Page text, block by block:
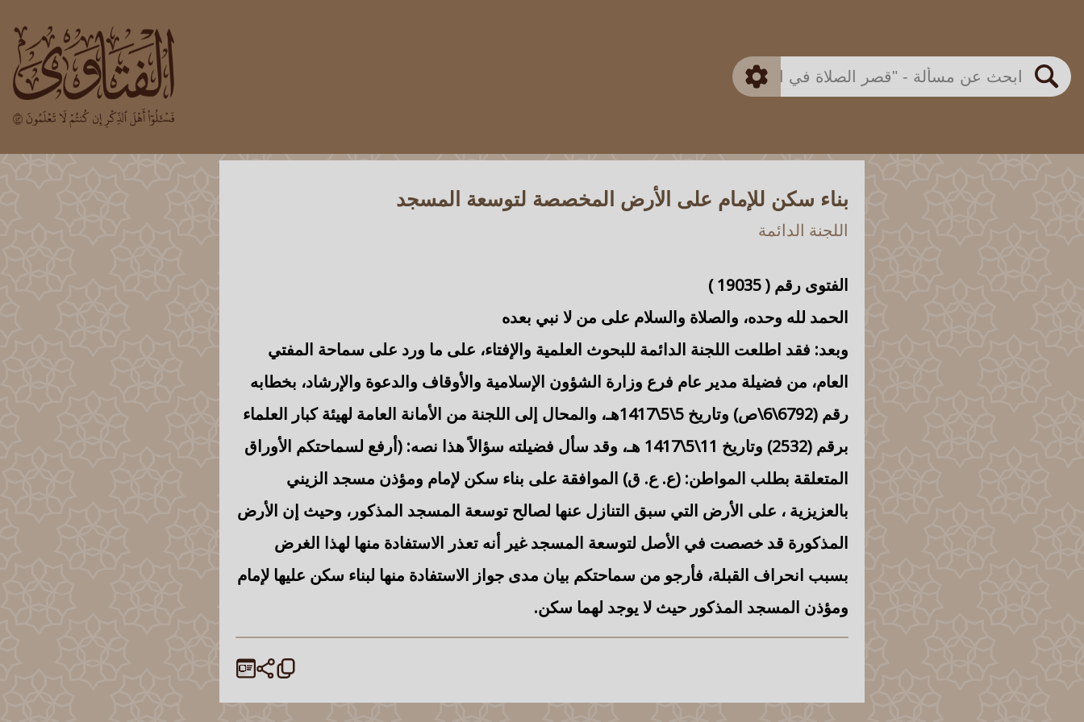
بحث
اللجنة الدائمة
متقدم
بناء سكن للإمام على الأرض المخصصة لتوسعة المسجد
اللجنة الدائمة
الفتوى رقم (19035
)
الحمد لله وحده، والصلاة والسلام على من لا نبي بعده
وبعد: فقد اطلعت اللجنة الدائمة للبحوث العلمية والإفتاء، على ما ورد على سماحة المفتي
العام، من فضيلة مدير عام فرع وزارة الشؤون الإسلامية والأوقاف والدعوة والإرشاد، بخطابه
رقم (6792\6\ص) وتاريخ 5\5\1417هـ، والمحال إلى اللجنة من الأمانة العامة لهيئة كبار العلماء
برقم (2532) وتاريخ 11\5\1417 هـ، وقد سأل فضيلته سؤالاً هذا نصه: (أرفع لسماحتكم الأوراق
المتعلقة بطلب المواطن: (ع. ع. ق) الموافقة على بناء سكن لإمام ومؤذن مسجد الزيني
بالعزيزية ، على الأرض التي سبق التنازل عنها لصالح توسعة المسجد المذكور، وحيث إن الأرض
المذكورة قد خصصت في الأصل لتوسعة المسجد غير أنه تعذر الاستفادة منها لهذا الغرض
بسبب انحراف القبلة، فأرجو من سماحتكم بيان مدى جواز الاستفادة منها لبناء سكن عليها لإمام
ومؤذن المسجد المذكور حيث لا يوجد لهما سكن.